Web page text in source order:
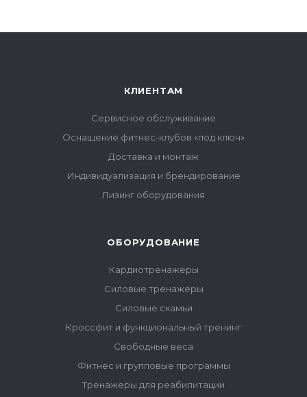
КЛИЕНТАМ
Сервисное обслуживание
Оснащение фитнес-клубов «под ключ»
Доставка и монтаж
Индивидуализация и брендирование
Лизинг оборудования
ОБОРУДОВАНИЕ
Кардиотренажеры
Силовые тренажеры
Силовые скамьи
Кроссфит и функциональный тренинг
Свободные веса
Фитнес и групповые программы
Тренажеры для реабилитации